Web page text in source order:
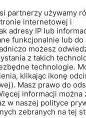
PRYWATNOŚCI